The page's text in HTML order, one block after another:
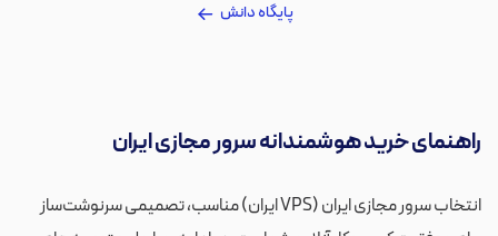
پایگاه دانش
راهنمای خرید هوشمندانه سرور مجازی ایران
انتخاب سرور مجازی ایران (VPS ایران) مناسب، تصمیمی سرنوشت‌ساز